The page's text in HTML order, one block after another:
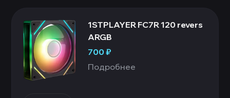
1STPLAYER FC7R 120 revers
ARGB
700₽
Подробнее